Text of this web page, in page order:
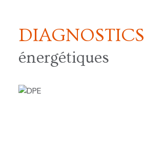
DIAGNOSTICS
énergétiques